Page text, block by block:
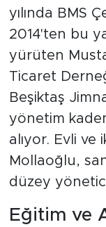
yılında BMS
2014'ten bu
yürüten
Ticaret
Beşiktaş
yönetim
alıyor. Evli ve
Mollaoğlu,
düzey
Eğitim ve